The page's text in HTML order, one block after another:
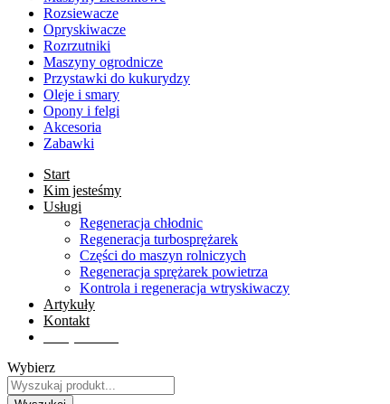
Rozsiewacze
Opryskiwacze
Rozrzutniki
Maszyny ogrodnicze
Przystawki do kukurydzy
Oleje i smary
Opony i felgi
Akcesoria
Zabawki
Start
Kim jesteśmy
Usługi
Regeneracja chłodnic
Regeneracja turbosprężarek
Części do maszyn rolniczych
Regeneracja sprężarek powietrza
Kontrola i regeneracja wtryskiwaczy
Artykuły
Kontakt
Wybierz